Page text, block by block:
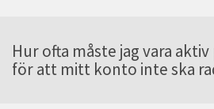
Hur ofta måste jag vara aktiv
för att mitt konto inte ska